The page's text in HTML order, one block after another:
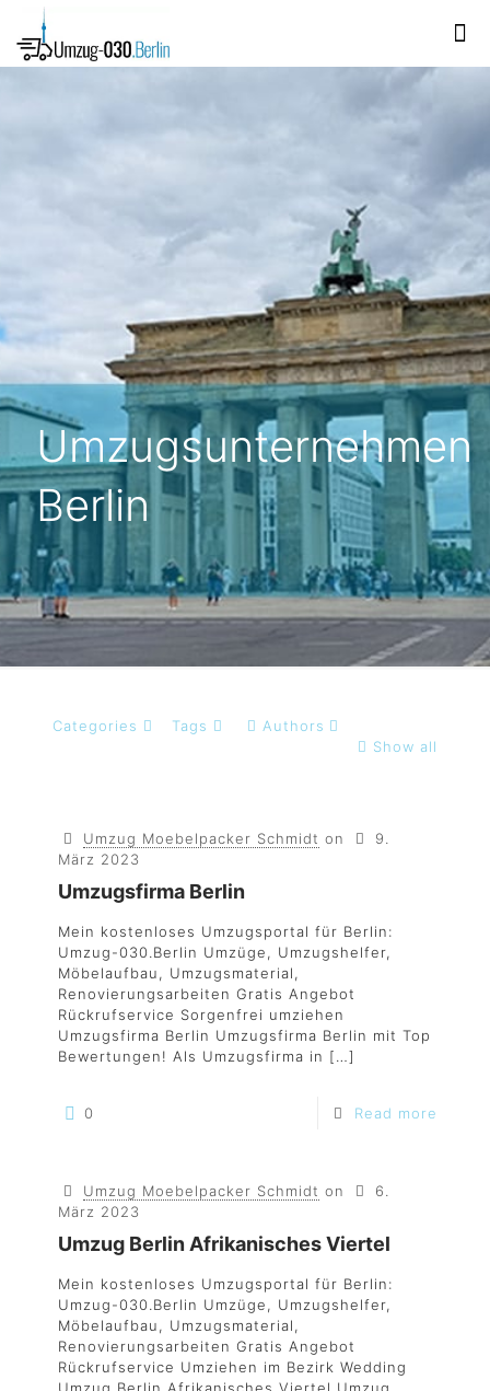
Umzugsunternehmen
Berlin
Categories Tags
Authors
Show all
Umzug Moebelpacker Schmidt on
9.
März 2023
Umzugsfirma Berlin
Mein kostenloses Umzugsportal für Berlin:
Umzug-030.Berlin Umzüge, Umzugshelfer,
Möbelaufbau, Umzugsmaterial,
Renovierungsarbeiten Gratis Angebot
Rückrufservice Sorgenfrei umziehen
Umzugsfirma Berlin Umzugsfirma Berlin mit Top
Bewertungen! Als Umzugsfirma in […]
0 Read more
Umzug Moebelpacker Schmidt on
6.
März 2023
Umzug Berlin Afrikanisches Viertel
Mein kostenloses Umzugsportal für Berlin:
Umzug-030.Berlin Umzüge, Umzugshelfer,
Möbelaufbau, Umzugsmaterial,
Renovierungsarbeiten Gratis Angebot
Rückrufservice Umziehen im Bezirk Wedding